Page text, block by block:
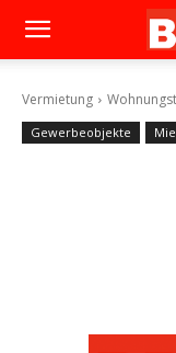
Vermietung
Gewerbeobjekte